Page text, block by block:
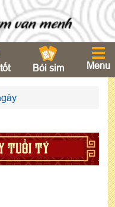
Bói sim Menu
TUỔI TÝ